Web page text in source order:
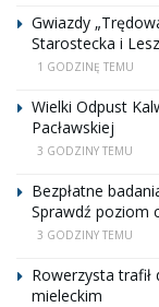
Gwiazdy
Starostecka i
1 GODZINĘ TEMU
Wielki Odpust
Pacławskiej
3 GODZINY TEMU
Bezpłatne
Sprawdź poziom
3 GODZINY TEMU
Rowerzysta
mieleckim